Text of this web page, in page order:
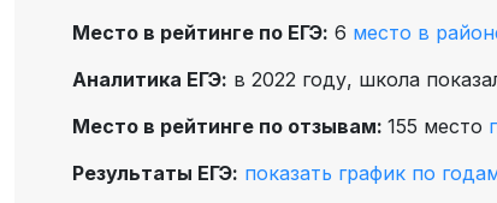
Место в рейтинге по ЕГЭ: 6 место в
Аналитика ЕГЭ: в 2022 году, школа
Место в рейтинге по отзывам: 155 место
Результаты ЕГЭ: показать график по